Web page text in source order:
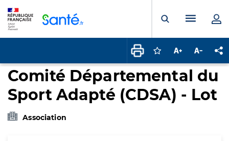
Ouvrir laMenu
Connectez-vous
Augmenter la
Comité Départemental du
Sport Adapté (CDSA) - Lot
Association